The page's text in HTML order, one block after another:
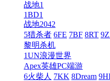
战地1
1BD1
战地2042
5猎杀者 6FE 7BF 8RT
黎明杀机
1UN浪漫世界
Apex英雄PC端游
6火柴人 7KK 8Dream